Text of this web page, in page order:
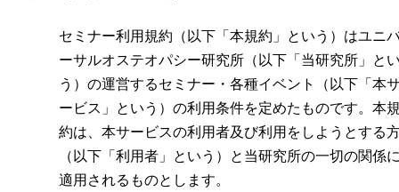
セミナー利用規約（以下「本規約」という）はユニ
ーサルオステオパシー研究所（以下「当研究所」と
う）の運営するセミナー・各種イベント（以下「本
ービス」という）の利用条件を定めたものです。本
約は、本サービスの利用者及び利用をしようとする
（以下「利用者」という）と当研究所の一切の関係
適用されるものとします。